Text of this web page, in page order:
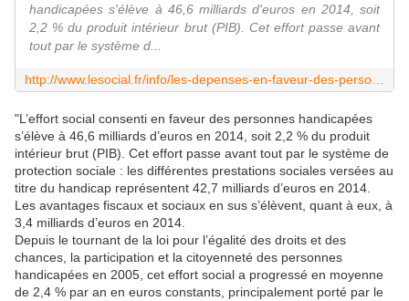
handicapées s'élève à 46,6 milliards d'euros en 2014, soit
2,2 % du produit intérieur brut (PIB). Cet effort passe avant
tout par le système d...
"L’effort social consenti en faveur des personnes handicapées
s’élève à 46,6 milliards d’euros en 2014, soit 2,2 % du produit
intérieur brut (PIB). Cet effort passe avant tout par le système de
protection sociale : les différentes prestations sociales versées au
titre du handicap représentent 42,7 milliards d’euros en 2014.
Les avantages fiscaux et sociaux en sus s’élèvent, quant à eux, à
3,4 milliards d’euros en 2014.
Depuis le tournant de la loi pour l’égalité des droits et des
chances, la participation et la citoyenneté des personnes
handicapées en 2005, cet effort social a progressé en moyenne
de 2,4 % par an en euros constants, principalement porté par le